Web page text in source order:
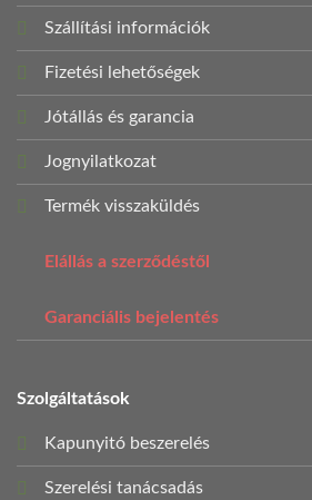
Szállítási információk
Fizetési lehetőségek
Jótállás és garancia
Jognyilatkozat
Termék visszaküldés
Elállás a szerződéstől
Garanciális bejelentés
Szolgáltatások
Kapunyitó beszerelés
Szerelési tanácsadás